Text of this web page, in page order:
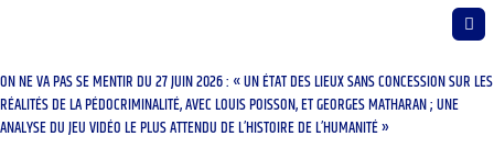
ON NE VA PAS SE MENTIR DU 27 JUIN 2026 : « UN ÉTAT DES LIEUX SANS CONCESSION SUR LES
RÉALITÉS DE LA PÉDOCRIMINALITÉ, AVEC LOUIS POISSON, ET GEORGES MATHARAN ; UNE
ANALYSE DU JEU VIDÉO LE PLUS ATTENDU DE L’HISTOIRE DE L’HUMANITÉ »